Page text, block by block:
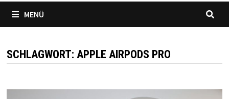
MENÜ
SCHLAGWORT: APPLE AIRPODS PRO